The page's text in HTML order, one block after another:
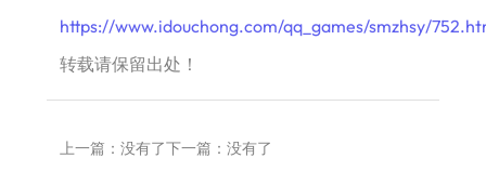
https://www.idouchong.com/qq_games/smzhsy/
转载请保留出处！
上一篇：没有了下一篇：没有了